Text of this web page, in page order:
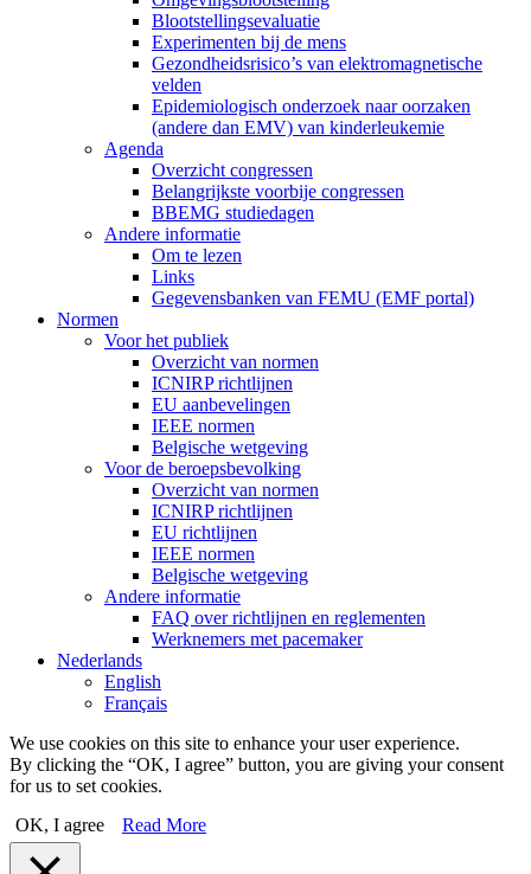
Blootstellingsevaluatie
Experimenten bij de mens
Gezondheidsrisico’s van elektromagnetische
velden
Epidemiologisch onderzoek naar oorzaken
(andere dan EMV) van kinderleukemie
Agenda
Overzicht congressen
Belangrijkste voorbije congressen
BBEMG studiedagen
Andere informatie
Om te lezen
Links
Gegevensbanken van FEMU (EMF portal)
Normen
Voor het publiek
Overzicht van normen
ICNIRP richtlijnen
EU aanbevelingen
IEEE normen
Belgische wetgeving
Voor de beroepsbevolking
Overzicht van normen
ICNIRP richtlijnen
EU richtlijnen
IEEE normen
Belgische wetgeving
Andere informatie
FAQ over richtlijnen en reglementen
Werknemers met pacemaker
Nederlands
English
Français
We use cookies on this site to enhance your user experience.
By clicking the “OK, I agree” button, you are giving your consent
for us to set cookies.
OK, I agree
Read More